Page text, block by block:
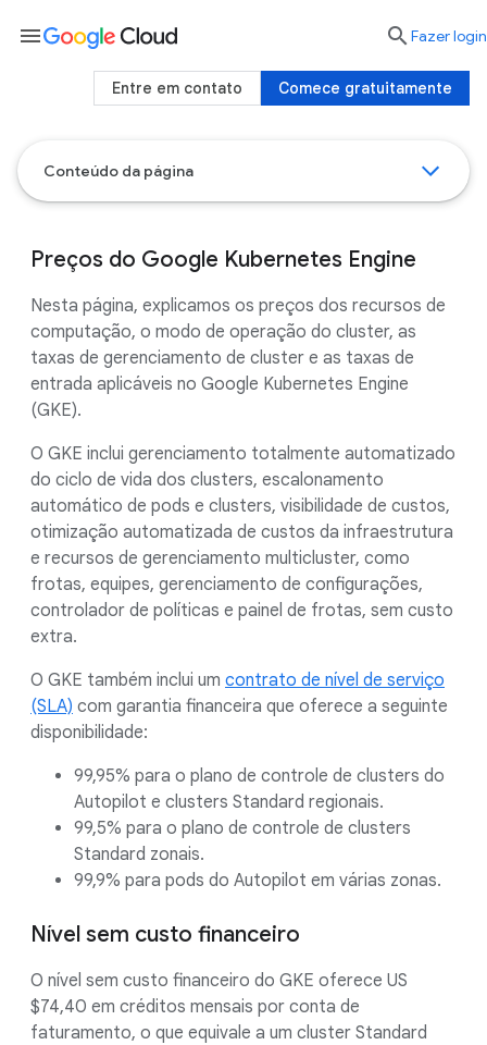
Conteúdo da página
Preços do Google Kubernetes Engine
Nesta página, explicamos os preços dos recursos de
computação, o modo de operação do cluster, as
taxas de gerenciamento de cluster e as taxas de
entrada aplicáveis no Google Kubernetes Engine
(GKE).
O GKE inclui gerenciamento totalmente automatizado
do ciclo de vida dos clusters, escalonamento
automático de pods e clusters, visibilidade de custos,
otimização automatizada de custos da infraestrutura
e recursos de gerenciamento multicluster, como
frotas, equipes, gerenciamento de configurações,
controlador de políticas e painel de frotas, sem custo
extra.
O GKE também inclui um contrato de nível de serviço
(SLA) com garantia financeira que oferece a seguinte
disponibilidade:
99,95% para o plano de controle de clusters do
Autopilot e clusters Standard regionais.
99,5% para o plano de controle de clusters
Standard zonais.
99,9% para pods do Autopilot em várias zonas.
Nível sem custo financeiro
O nível sem custo financeiro do GKE oferece US
$74,40 em créditos mensais por conta de
faturamento, o que equivale a um cluster Standard
menu  Fazer login
Comece gratuitamente
Entre em contato